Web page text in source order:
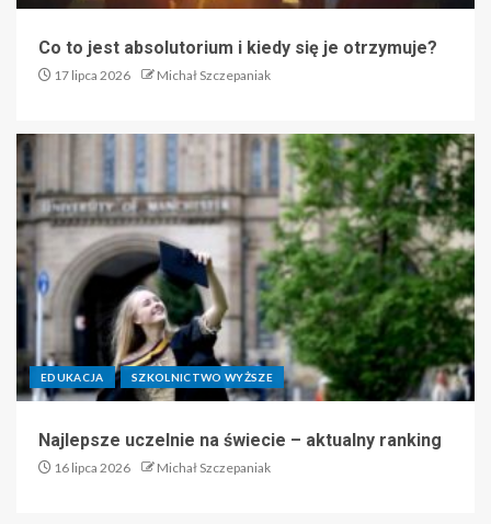
Co to jest absolutorium i kiedy się je otrzymuje?
17 lipca 2026 Michał Szczepaniak
EDUKACJA SZKOLNICTWO WYŻSZE
Najlepsze uczelnie na świecie – aktualny ranking
16 lipca 2026 Michał Szczepaniak